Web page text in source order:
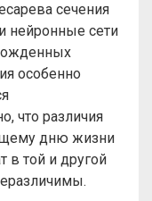
сечения
нейронные сети
особенно
что различия
дню жизни
той и другой